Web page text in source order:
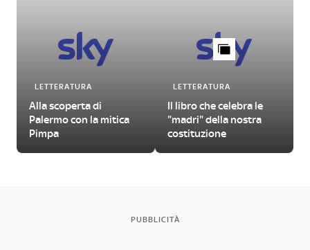
LETTERATURA
Alla scoperta di
Palermo con la mitica
Pimpa
LETTERATURA
Il libro che celebra le
"madri" della nostra
costituzione
PUBBLICITÀ